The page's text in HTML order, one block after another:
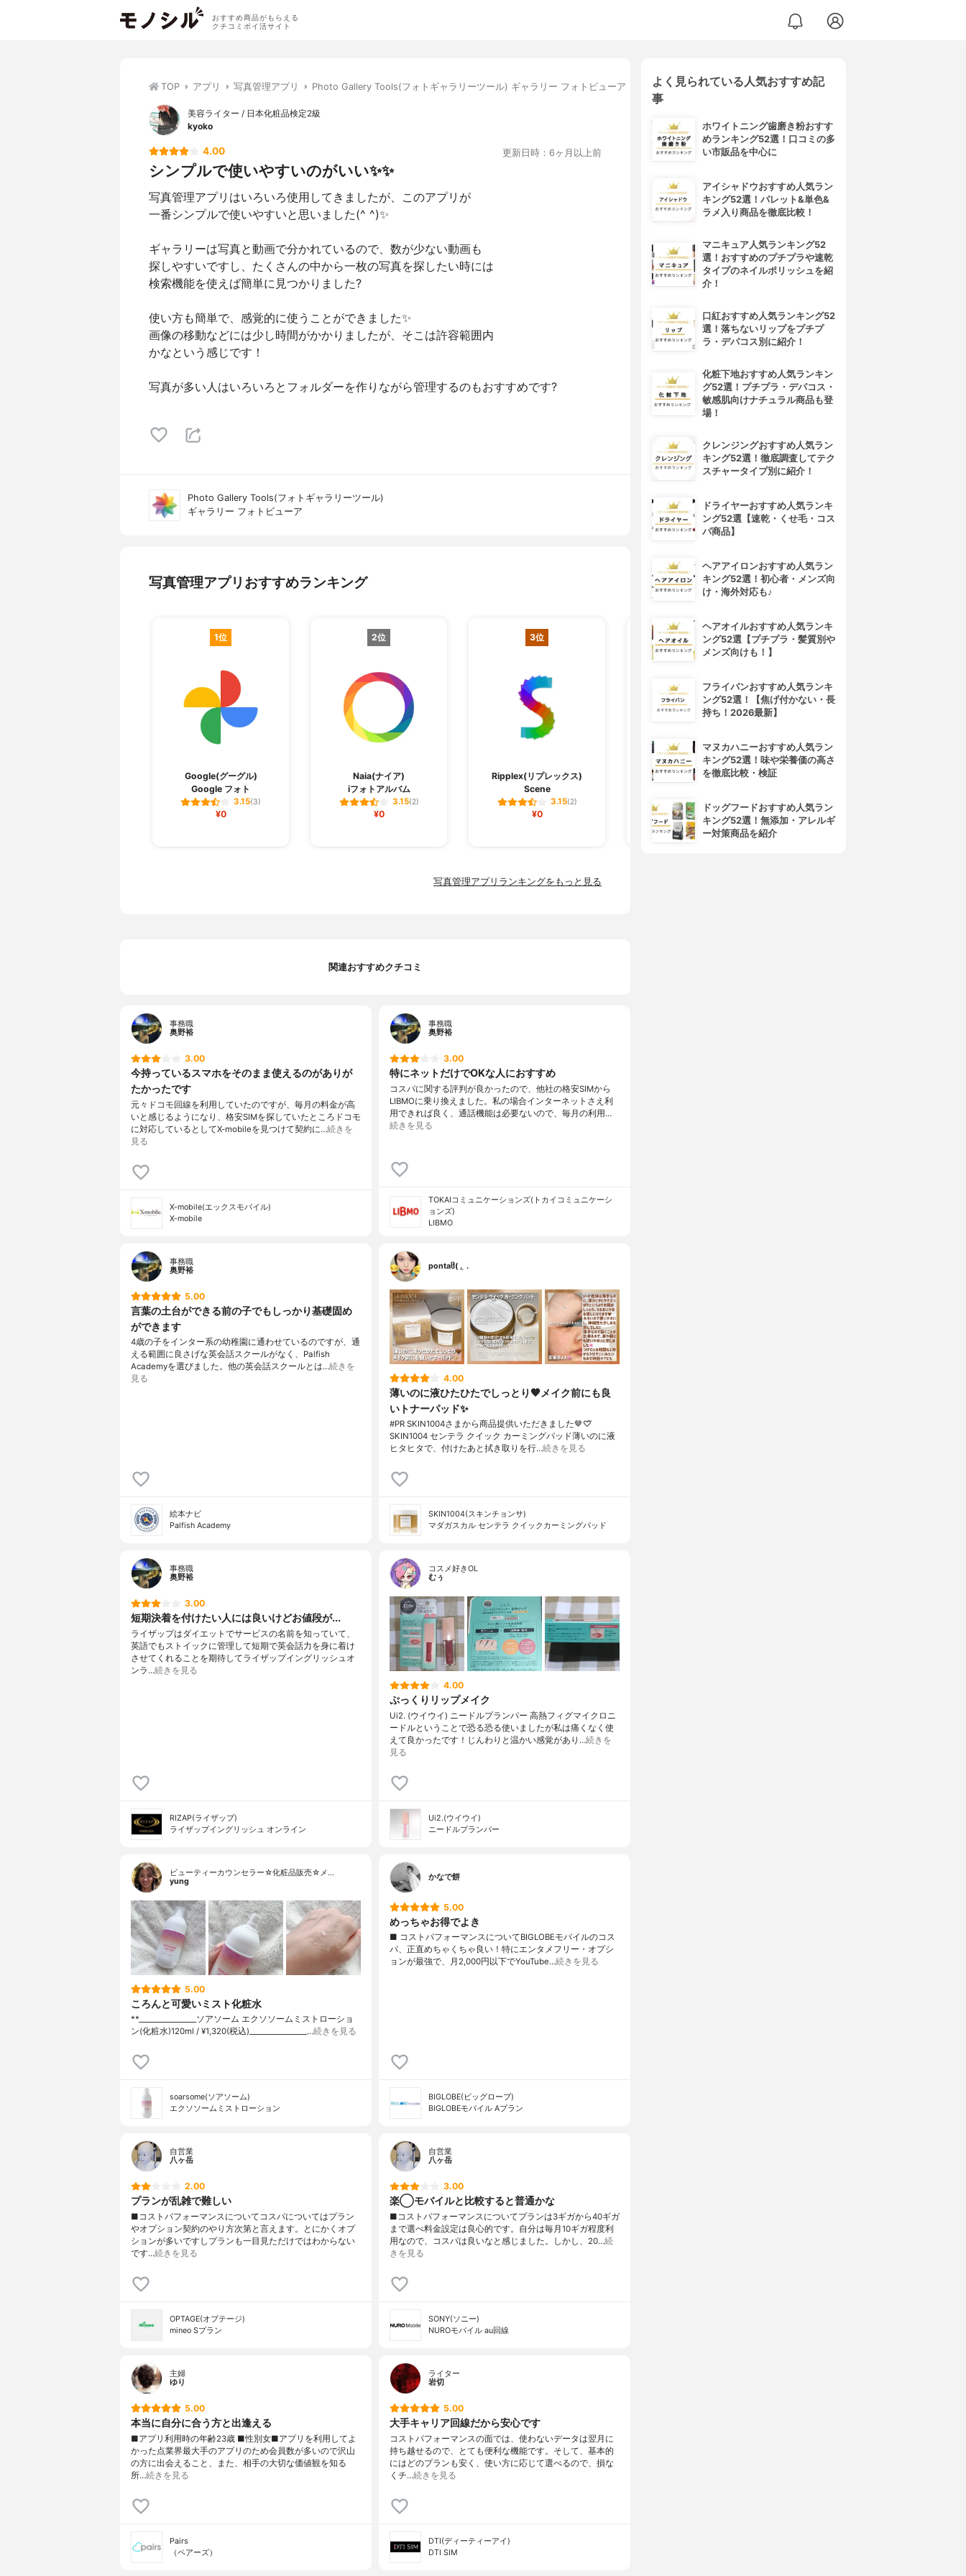
おすすめ商品がもらえる
クチコミポイ活サイト
TOP アプリ 写真管理アプリ Photo Gallery Tools(フォトギャラリーツール) ギャラリー フォトビューア
美容ライター / 日本化粧品検定2級
kyoko
4.00 更新日時：6ヶ月以上前
シンプルで使いやすいのがいい✨✨
写真管理アプリはいろいろ使用してきましたが、このアプリが
一番シンプルで使いやすいと思いました(^ ^)✨
ギャラリーは写真と動画で分かれているので、数が少ない動画も
探しやすいですし、たくさんの中から一枚の写真を探したい時には
検索機能を使えば簡単に見つかりました?
使い方も簡単で、感覚的に使うことができました✨
画像の移動などには少し時間がかかりましたが、そこは許容範囲内
かなという感じです！
写真が多い人はいろいろとフォルダーを作りながら管理するのもおすすめです?
Photo Gallery Tools(フォトギャラリーツール)
ギャラリー フォトビューア
写真管理アプリおすすめランキング
1位
Google(グーグル)
Google フォト
3.15(3)
¥0
2位
Naia(ナイア)
iフォトアルバム
3.15(2)
¥0
3位
Ripplex(リプレックス)
Scene
3.15(2)
¥0
4位
InShot(インショット)
3.15 (3)
¥0
ギャラリー フォトビューア
写真管理アプリランキングをもっと見る
関連おすすめクチコミ
事務職
奥野裕
3.00
今持っているスマホをそのまま使えるのがありが
たかったです
元々ドコモ回線を利用していたのですが、毎月の料金が高
いと感じるようになり、格安SIMを探していたところドコモ
に対応しているとしてX-mobileを見つけて契約に…続きを
見る
X-mobile(エックスモバイル)
X-mobile
事務職
奥野裕
3.00
特にネットだけでOKな人におすすめ
コスパに関する評判が良かったので、他社の格安SIMから
LIBMOに乗り換えました。私の場合インターネットさえ利
用できれば良く、通話機能は必要ないので、毎月の利用…
続きを見る
TOKAIコミュニケーションズ(トカイコミュニケーシ
ョンズ)
LIBMO
事務職
奥野裕
5.00
言葉の土台ができる前の子でもしっかり基礎固め
ができます
4歳の子をインター系の幼稚園に通わせているのですが、通
える範囲に良さげな英会話スクールがなく、Palfish
Academyを選びました。他の英会話スクールとは…続きを
見る
絵本ナビ
Palfish Academy
pontaჱ̒( . ̫ .
4.00
薄いのに液ひたひたでしっとり🤎メイク前にも良
いトナーパッド✨️
#PR SKIN1004さまから商品提供いただきました🤎♡⃛
SKIN1004 センテラ クイック カーミングパッド薄いのに液
ヒタヒタで、付けたあと拭き取りを行…続きを見る
SKIN1004(スキンチョンサ)
マダガスカル センテラ クイックカーミングパッド
事務職
奥野裕
3.00
短期決着を付けたい人には良いけどお値段が...
ライザップはダイエットでサービスの名前を知っていて、
英語でもストイックに管理して短期で英会話力を身に着け
させてくれることを期待してライザップイングリッシュオ
ンラ…続きを見る
RIZAP(ライザップ)
ライザップイングリッシュ オンライン
コスメ好きOL
むぅ
4.00
ぷっくりリップメイク
Ui2. (ウイウイ) ニードルプランパー 高熱フィグマイクロニ
ードルということで恐る恐る使いましたが私は痛くなく使
えて良かったです！じんわりと温かい感覚があり…続きを
見る
Ui2.(ウイウイ)
ニードルプランパー
ビューティーカウンセラー☆化粧品販売☆メ…
yung
5.00
ころんと可愛いミスト化粧水
**⁡________________⁡ソアソーム ⁡エクソソームミストローショ
ン(化粧水)120ml / ¥1,320(税込)________________…続きを見る
soarsome(ソアソーム)
エクソソームミストローション
かなで餅
5.00
めっちゃお得でよき
■ コストパフォーマンスについてBIGLOBEモバイルのコス
パ、正直めちゃくちゃ良い！特にエンタメフリー・オプシ
ョンが最強で、月2,000円以下でYouTube…続きを見る
BIGLOBE(ビッグローブ)
BIGLOBEモバイル Aプラン
自営業
八ヶ岳
2.00
プランが乱雑で難しい
■コストパフォーマンスについてコスパについてはプラン
やオプション契約のやり方次第と言えます。とにかくオプ
ションが多いですしプランも一目見ただけではわからない
です…続きを見る
OPTAGE(オプテージ)
mineo Sプラン
自営業
八ヶ岳
3.00
楽◯モバイルと比較すると普通かな
■コストパフォーマンスについてプランは3ギガから40ギガ
まで選べ料金設定は良心的です。自分は毎月10ギガ程度利
用なので、コスパは良いなと感じました。しかし、20…続
きを見る
SONY(ソニー)
NUROモバイル au回線
主婦
ゆり
5.00
本当に自分に合う方と出逢える
■アプリ利用時の年齢23歳 ■性別女■アプリを利用してよ
かった点業界最大手のアプリのため会員数が多いので沢山
の方に出会えること、また、相手の大切な価値観を知る
所…続きを見る
Pairs
（ペアーズ）
ライター
岩切
5.00
大手キャリア回線だから安心です
コストパフォーマンスの面では、使わないデータは翌月に
持ち越せるので、とても便利な機能です。そして、基本的
にはどのプランも安く、使い方に応じて選べるので、損な
くチ…続きを見る
DTI(ディーティーアイ)
DTI SIM
よく見られている人気おすすめ記
事
ホワイトニング歯磨き粉おすす
めランキング52選！口コミの多
い市販品を中心に
アイシャドウおすすめ人気ラン
キング52選！パレット&単色&
ラメ入り商品を徹底比較！
マニキュア人気ランキング52
選！おすすめのプチプラや速乾
タイプのネイルポリッシュを紹
介！
口紅おすすめ人気ランキング52
選！落ちないリップをプチプ
ラ・デパコス別に紹介！
化粧下地おすすめ人気ランキン
グ52選！プチプラ・デパコス・
敏感肌向けナチュラル商品も登
場！
クレンジングおすすめ人気ラン
キング52選！徹底調査してテク
スチャータイプ別に紹介！
ドライヤーおすすめ人気ランキ
ング52選【速乾・くせ毛・コス
パ商品】
ヘアアイロンおすすめ人気ラン
キング52選！初心者・メンズ向
け・海外対応も♪
ヘアオイルおすすめ人気ランキ
ング52選【プチプラ・髪質別や
メンズ向けも！】
フライパンおすすめ人気ランキ
ング52選！【焦げ付かない・長
持ち！2026最新】
マヌカハニーおすすめ人気ラン
キング52選！味や栄養価の高さ
を徹底比較・検証
ドッグフードおすすめ人気ラン
キング52選！無添加・アレルギ
ー対策商品を紹介